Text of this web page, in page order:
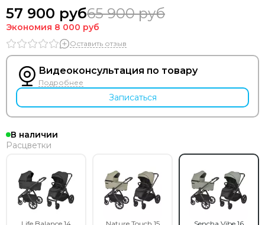
57 900 руб65 900 руб
Экономия 8 000 руб
Оставить отзыв
Видеоконсультация по товару
Подробнее
Записаться
В наличии
Расцветки